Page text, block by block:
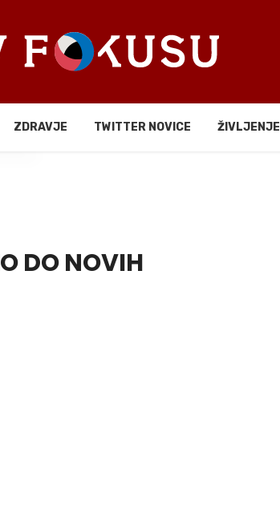
ZDRAVJE TWITTER NOVICE ŽIVLJENJE
DO NOVIH